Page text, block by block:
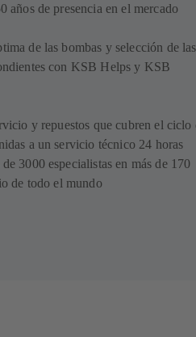
años de presencia en el mercado
de las bombas y selección de las
con KSB Helps y KSB
y repuestos que cubren el ciclo
a un servicio técnico 24 horas
3000 especialistas en más de 170
de todo el mundo